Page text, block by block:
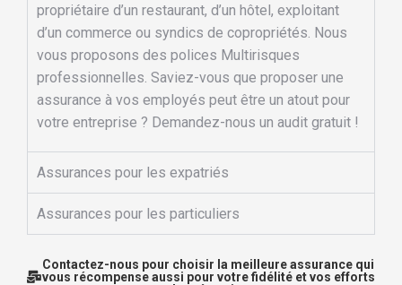
propriétaire d’un restaurant, d’un hôtel, exploitant
d’un commerce ou syndics de copropriétés. Nous
vous proposons des polices Multirisques
professionnelles. Saviez-vous que proposer une
assurance à vos employés peut être un atout pour
votre entreprise ? Demandez-nous un audit gratuit !
Assurances pour les expatriés
Assurances pour les particuliers
Contactez-nous pour choisir la meilleure assurance qui
vous récompense aussi pour votre fidélité et vos efforts